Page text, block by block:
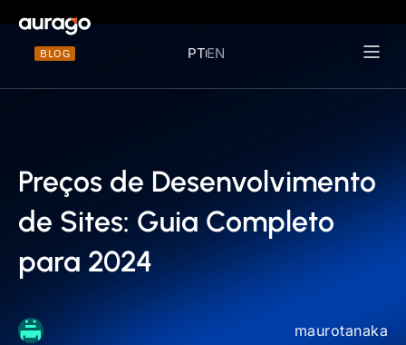
BLOG PTEN
Preços de Desenvolvimento
de Sites: Guia Completo
para 2024
maurotanaka